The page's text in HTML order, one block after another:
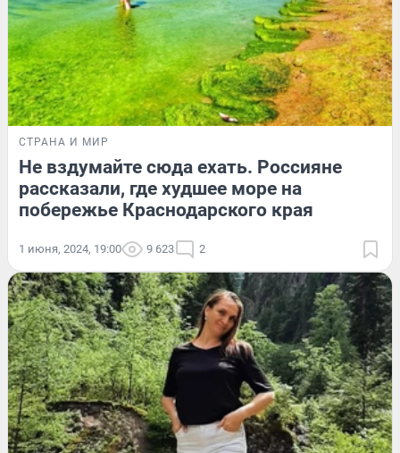
СТРАНА И МИР
Не вздумайте сюда ехать. Россияне
рассказали, где худшее море на
побережье Краснодарского края
1 июня, 2024, 19:00 9 623 2